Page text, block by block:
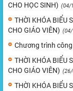
CHO HỌC SINH) (04/
THỜI KHÓA BIỂU
CHO GIÁO VIÊN)
Chương trình
THỜI KHÓA BIỂU
CHO GIÁO VIÊN)
THỜI KHÓA BIỂU